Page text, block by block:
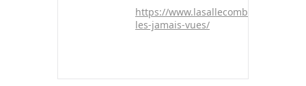
https://www.lasallecomble.com/
les-jamais-vues/